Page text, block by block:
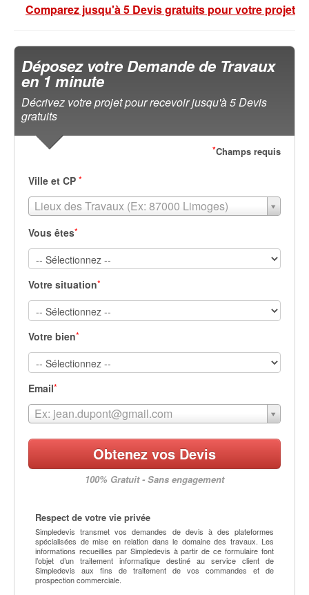
Comparez jusqu'à 5 Devis gratuits pour votre projet
Déposez votre Demande de Travaux
en 1 minute
Décrivez votre projet pour recevoir jusqu'à 5 Devis
gratuits
*Champs requis
Ville et CP *
Lieux des Travaux (Ex: 87000 Limoges)
Vous êtes*
Votre situation*
Votre bien*
Email*
Ex: jean.dupont@gmail.com
Obtenez vos Devis
100% Gratuit - Sans engagement
Respect de votre vie privée
Simpledevis transmet vos demandes de devis à des plateformes
spécialisées de mise en relation dans le domaine des travaux. Les
informations recueillies par Simpledevis à partir de ce formulaire font
l’objet d’un traitement informatique destiné au service client de
Simpledevis aux fins de traitement de vos commandes et de
prospection commerciale.